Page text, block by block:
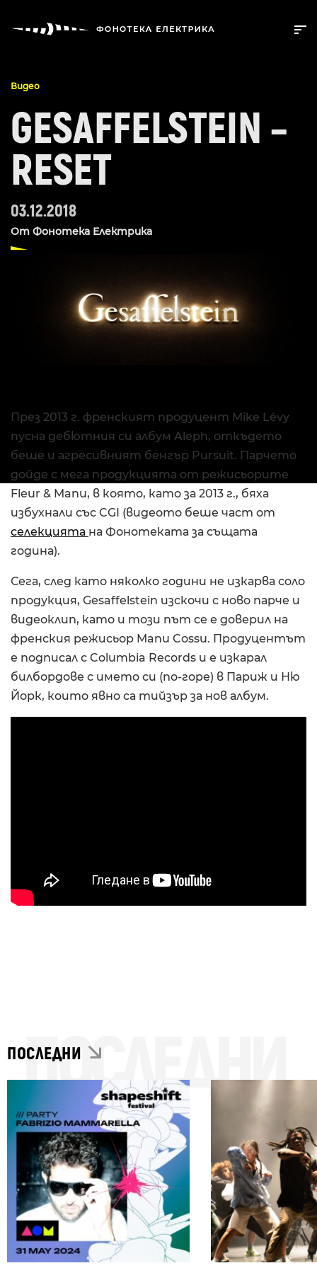
Видео
GESAFFELSTEIN –
RESET
03.12.2018
От Фонотека Електрика
През 2013 г. френският продуцент Mike Lévy
пусна дебютния си албум Aleph, откъдето
беше и агресивният бенгър Pursuit. Парчето
дойде с мега продукцията от режисьорите
Fleur & Manu, в която, като за 2013 г., бяха
избухнали със CGI (видеото беше част от
селекцията на Фонотеката за същата
година).
Сега, след като няколко години не изкарва соло
продукция, Gesaffelstein изскочи с ново парче и
видеоклип, като и този път се е доверил на
френския режисьор Manu Cossu. Продуцентът
е подписал с Columbia Records и е изкарал
билбордове с името си (по-горе) в Париж и Ню
Йорк, които явно са тийзър за нов албум.
ПОСЛЕДНИ
ПОСЛЕДНИ